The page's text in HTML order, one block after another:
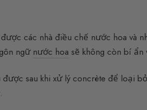
các nhà điều chế nước hoa và
ngữ nước hoa sẽ không còn bí ẩn
được sau khi xử lý concrète để loại